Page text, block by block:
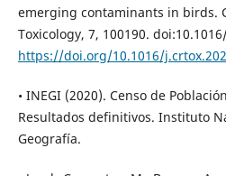
emerging contaminants in birds.
Toxicology, 7, 100190.
https://doi.org/10.1016/
• INEGI (2020). Censo de
Resultados definitivos. Instituto
Geografía.